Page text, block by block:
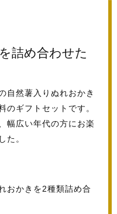
詰め合わせた
自然薯入りぬれおかき
のギフトセットです。
幅広い年代の方にお楽
た。
おかきを2種類詰め合